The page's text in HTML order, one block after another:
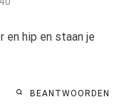
en hip en staan je
BEANTWOORDEN